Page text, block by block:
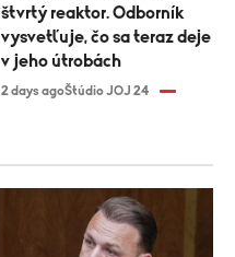
štvrtý reaktor. Odborník
vysvetľuje, čo sa teraz deje
v jeho útrobách
2 days agoŠtúdio JOJ 24